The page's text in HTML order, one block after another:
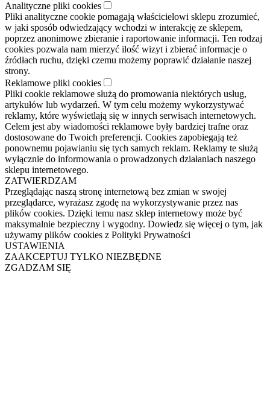
Analityczne pliki cookies
Pliki analityczne cookie pomagają właścicielowi sklepu zrozumieć,
w jaki sposób odwiedzający wchodzi w interakcję ze sklepem,
poprzez anonimowe zbieranie i raportowanie informacji. Ten rodzaj
cookies pozwala nam mierzyć ilość wizyt i zbierać informacje o
źródłach ruchu, dzięki czemu możemy poprawić działanie naszej
strony.
Reklamowe pliki cookies
Pliki cookie reklamowe służą do promowania niektórych usług,
artykułów lub wydarzeń. W tym celu możemy wykorzystywać
reklamy, które wyświetlają się w innych serwisach internetowych.
Celem jest aby wiadomości reklamowe były bardziej trafne oraz
dostosowane do Twoich preferencji. Cookies zapobiegają też
ponownemu pojawianiu się tych samych reklam. Reklamy te służą
wyłącznie do informowania o prowadzonych działaniach naszego
sklepu internetowego.
ZATWIERDZAM
Przeglądając naszą stronę internetową bez zmian w swojej
przeglądarce, wyrażasz zgodę na wykorzystywanie przez nas
plików cookies. Dzięki temu nasz sklep internetowy może być
maksymalnie bezpieczny i wygodny. Dowiedz się więcej o tym, jak
używamy plików cookies z Polityki Prywatności
USTAWIENIA
ZAAKCEPTUJ TYLKO NIEZBĘDNE
ZGADZAM SIĘ